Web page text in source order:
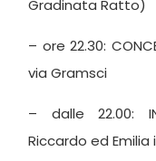
Gradinata Ratto)
– ore 22.30:
via Gramsci
– dalle 22.00:
Riccardo ed Emilia